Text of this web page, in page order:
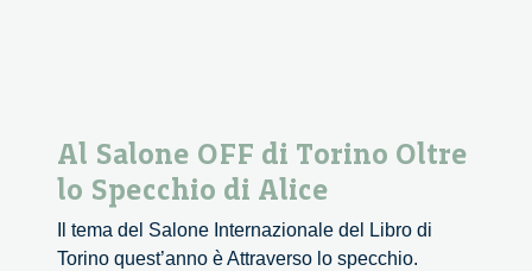
Al Salone OFF di Torino Oltre
lo Specchio di Alice
Il tema del Salone Internazionale del Libro di
Torino quest’anno è Attraverso lo specchio.